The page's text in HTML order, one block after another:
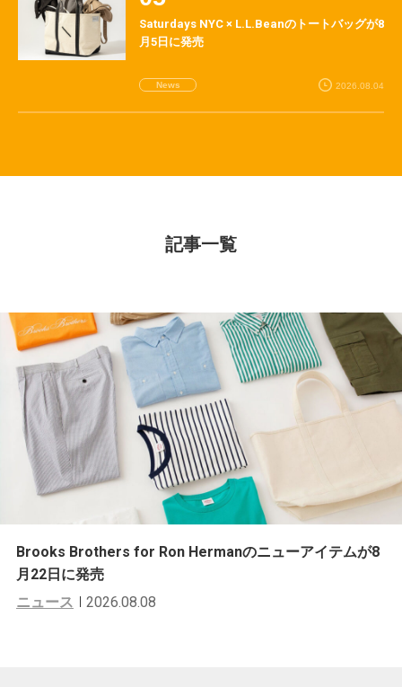
Saturdays NYC × L.L.Beanのトートバッグが8
月5日に発売
News 2026.08.04
記事一覧
Brooks Brothers for Ron Hermanのニューアイテムが8
月22日に発売
ニュース
2026.08.08